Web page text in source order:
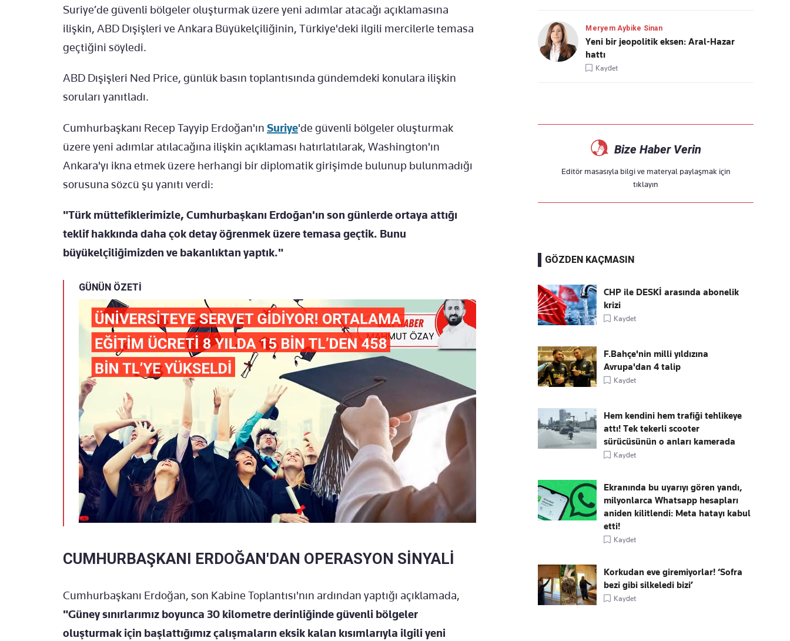
Suriye’de güvenli bölgeler oluşturmak üzere yeni adımlar atacağı açıklamasına
ilişkin, ABD Dışişleri ve Ankara Büyükelçiliğinin, Türkiye'deki ilgili mercilerle temasa
geçtiğini söyledi.
ABD Dışişleri Ned Price, günlük basın toplantısında gündemdeki konulara ilişkin
soruları yanıtladı.
Cumhurbaşkanı Recep Tayyip Erdoğan'ın Suriye'de güvenli bölgeler oluşturmak
üzere yeni adımlar atılacağına ilişkin açıklaması hatırlatılarak, Washington'ın
Ankara'yı ikna etmek üzere herhangi bir diplomatik girişimde bulunup bulunmadığı
sorusuna sözcü şu yanıtı verdi:
"Türk müttefiklerimizle, Cumhurbaşkanı Erdoğan'ın son günlerde ortaya attığı
teklif hakkında daha çok detay öğrenmek üzere temasa geçtik. Bunu
büyükelçiliğimizden ve bakanlıktan yaptık."
GÜNÜN ÖZETİ
CUMHURBAŞKANI ERDOĞAN'DAN OPERASYON SİNYALİ
Cumhurbaşkanı Erdoğan, son Kabine Toplantısı'nın ardından yaptığı açıklamada,
"Güney sınırlarımız boyunca 30 kilometre derinliğinde güvenli bölgeler
oluşturmak için başlattığımız çalışmaların eksik kalan kısımlarıyla ilgili yeni
Meryem Aybike Sinan
Yeni bir jeopolitik eksen: Aral-Hazar
hattı
Kaydet
Bize Haber Verin
Editör masasıyla bilgi ve materyal paylaşmak için
tıklayın
GÖZDEN KAÇMASIN
CHP ile DESKİ arasında abonelik
krizi
Kaydet
F.Bahçe'nin milli yıldızına
Avrupa'dan 4 talip
Kaydet
Hem kendini hem trafiği tehlikeye
attı! Tek tekerli scooter
sürücüsünün o anları kamerada
Kaydet
Ekranında bu uyarıyı gören yandı,
milyonlarca Whatsapp hesapları
aniden kilitlendi: Meta hatayı kabul
etti!
Kaydet
Korkudan eve giremiyorlar! ‘Sofra
bezi gibi silkeledi bizi’
Kaydet